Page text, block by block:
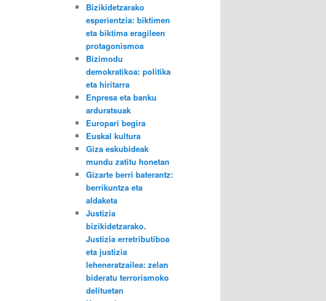
Bizikidetzarako
esperientzia: biktimen
eta biktima eragileen
protagonismoa
Bizimodu
demokratikoa: politika
eta hiritarra
Enpresa eta banku
arduratsuak
Europari begira
Euskal kultura
Giza eskubideak
mundu zatitu honetan
Gizarte berri baterantz:
berrikuntza eta
aldaketa
Justizia
bizikidetzarako.
Justizia erretributiboa
eta justizia
leheneratzailea: zelan
bideratu terrorismoko
delituetan